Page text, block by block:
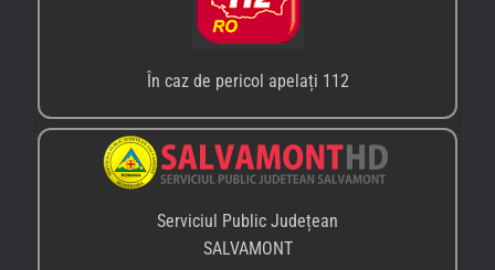
În caz de pericol apelați 112
Serviciul Public Județean
SALVAMONT